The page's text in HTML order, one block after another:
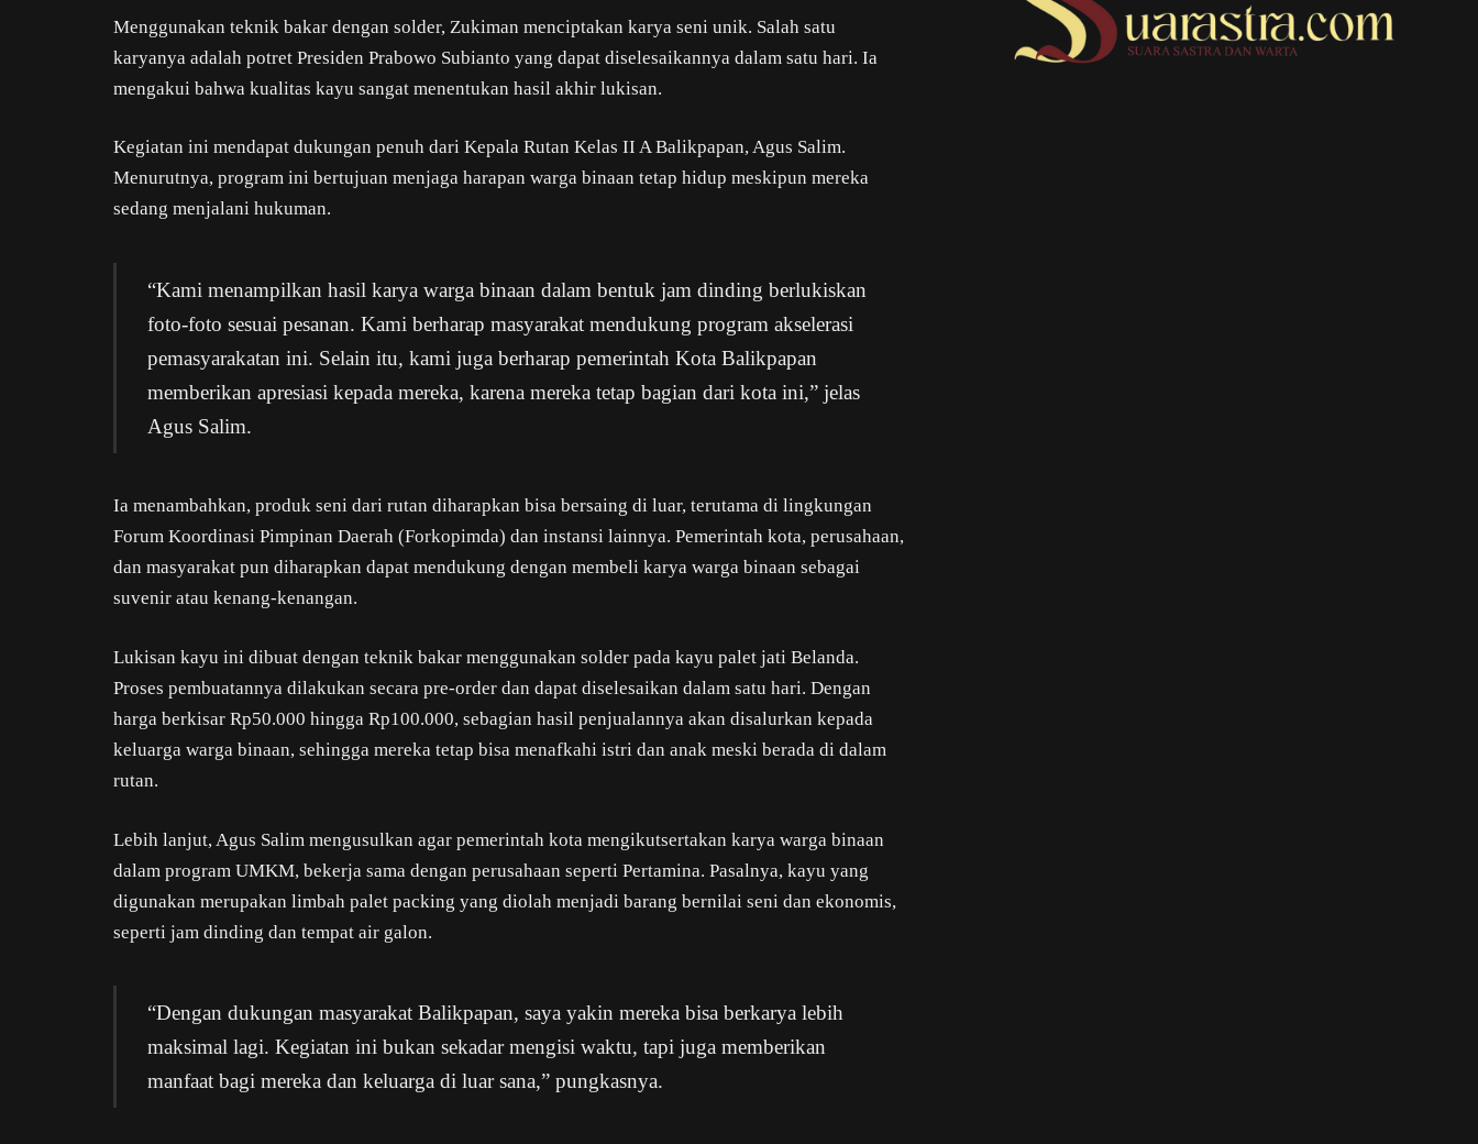
Menggunakan teknik bakar dengan solder, Zukiman menciptakan karya seni unik. Salah satu
karyanya adalah potret Presiden Prabowo Subianto yang dapat diselesaikannya dalam satu hari. Ia
mengakui bahwa kualitas kayu sangat menentukan hasil akhir lukisan.
Kegiatan ini mendapat dukungan penuh dari Kepala Rutan Kelas II A Balikpapan, Agus Salim.
Menurutnya, program ini bertujuan menjaga harapan warga binaan tetap hidup meskipun mereka
sedang menjalani hukuman.
“Kami menampilkan hasil karya warga binaan dalam bentuk jam dinding berlukiskan
foto-foto sesuai pesanan. Kami berharap masyarakat mendukung program akselerasi
pemasyarakatan ini. Selain itu, kami juga berharap pemerintah Kota Balikpapan
memberikan apresiasi kepada mereka, karena mereka tetap bagian dari kota ini,” jelas
Agus Salim.
Ia menambahkan, produk seni dari rutan diharapkan bisa bersaing di luar, terutama di lingkungan
Forum Koordinasi Pimpinan Daerah (Forkopimda) dan instansi lainnya. Pemerintah kota, perusahaan,
dan masyarakat pun diharapkan dapat mendukung dengan membeli karya warga binaan sebagai
suvenir atau kenang-kenangan.
Lukisan kayu ini dibuat dengan teknik bakar menggunakan solder pada kayu palet jati Belanda.
Proses pembuatannya dilakukan secara pre-order dan dapat diselesaikan dalam satu hari. Dengan
harga berkisar Rp50.000 hingga Rp100.000, sebagian hasil penjualannya akan disalurkan kepada
keluarga warga binaan, sehingga mereka tetap bisa menafkahi istri dan anak meski berada di dalam
rutan.
Lebih lanjut, Agus Salim mengusulkan agar pemerintah kota mengikutsertakan karya warga binaan
dalam program UMKM, bekerja sama dengan perusahaan seperti Pertamina. Pasalnya, kayu yang
digunakan merupakan limbah palet packing yang diolah menjadi barang bernilai seni dan ekonomis,
seperti jam dinding dan tempat air galon.
“Dengan dukungan masyarakat Balikpapan, saya yakin mereka bisa berkarya lebih
maksimal lagi. Kegiatan ini bukan sekadar mengisi waktu, tapi juga memberikan
manfaat bagi mereka dan keluarga di luar sana,” pungkasnya.